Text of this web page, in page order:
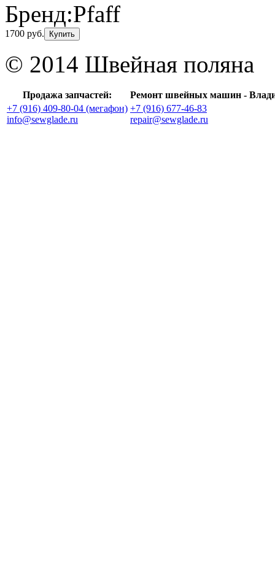
Бренд:Pfaff
1700 руб. Купить
© 2014 Швейная поляна
Продажа запчастей:
Ремонт швейных машин -
+7 (916) 409-80-04 (мегафон)
info@sewglade.ru
+7 (916) 677-46-83
repair@sewglade.ru